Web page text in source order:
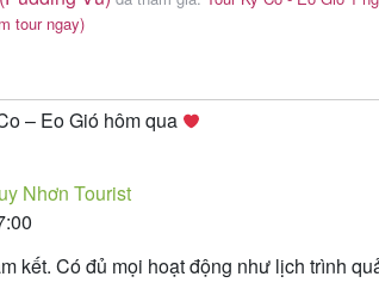
tour ngay)
– Eo Gió hôm qua
Nhơn Tourist
kết. Có đủ mọi hoạt động như lịch trình